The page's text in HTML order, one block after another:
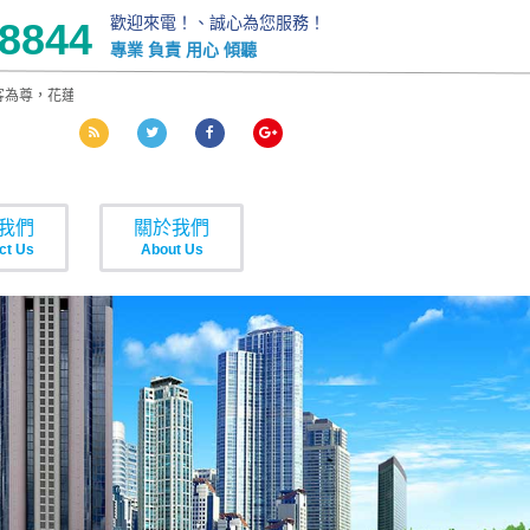
歡迎來電！、誠心為您服務！
專業 負責 用心 傾聽
，花蓮租車價格提供商務租車、提供您花蓮包車自助花蓮旅遊最優質的花蓮
們
Us
關於我們
About Us